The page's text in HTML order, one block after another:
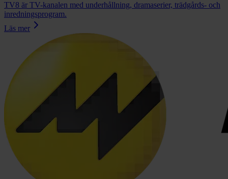
TV8 är TV-kanalen med underhållning, dramaserier, trädgårds- och
inredningsprogram.
Läs mer